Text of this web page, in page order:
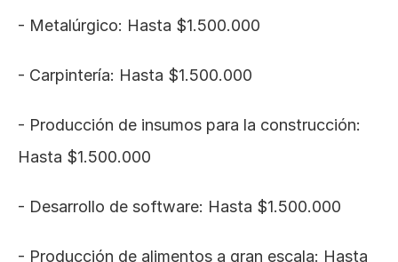
- Metalúrgico: Hasta $1.500.000
- Carpintería: Hasta $1.500.000
- Producción de insumos para la construcción:
Hasta $1.500.000
- Desarrollo de software: Hasta $1.500.000
- Producción de alimentos a gran escala: Hasta